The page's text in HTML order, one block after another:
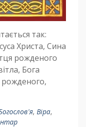
так:
Христа, Сина
рожденого
Бога
рожденого,
, Віра,